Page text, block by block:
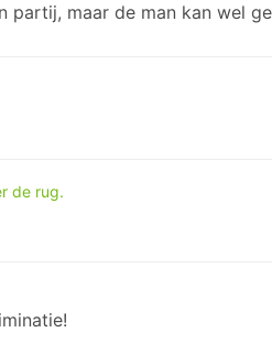
partij, maar de man kan wel
de rug.